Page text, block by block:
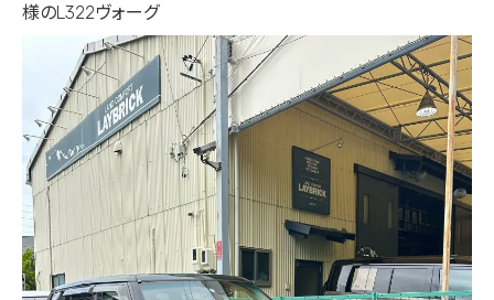
様のL322ヴォーグ